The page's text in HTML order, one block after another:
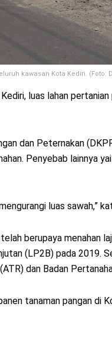
kawasan Kota Kediri. (Foto:
luas lahan
dan Peternakan
Penyebab lainnya
luas sawah,”
berupaya menahan
(LP2B) pada
dan Badan
tanaman pangan di